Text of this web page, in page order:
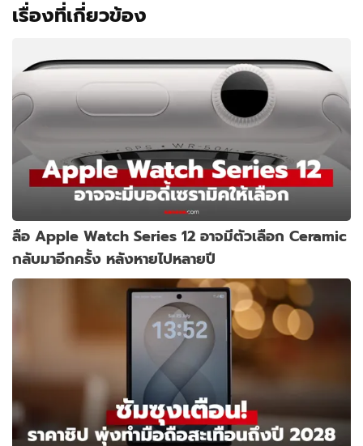
เรื่องที่เกี่ยวข้อง
ลือ Apple Watch Series 12 อาจมีตัวเลือก Ceramic
กลับมาอีกครั้ง หลังหายไปหลายปี